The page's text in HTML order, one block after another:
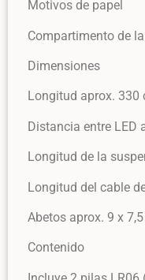
Motivos de papel
Compartimento de
Dimensiones
Longitud aprox. 330
Distancia entre LED
Longitud de la
Longitud del cable
Abetos aprox. 9 x
Contenido